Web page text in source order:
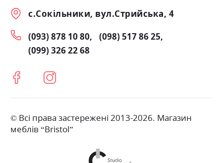
с.Сокільники, вул.Стрийська, 4
(093) 878 10 80
(098) 517 86 25
(099) 326 22 68
© Всі права застережені 2013-2026. Магазин
меблів “Bristol”